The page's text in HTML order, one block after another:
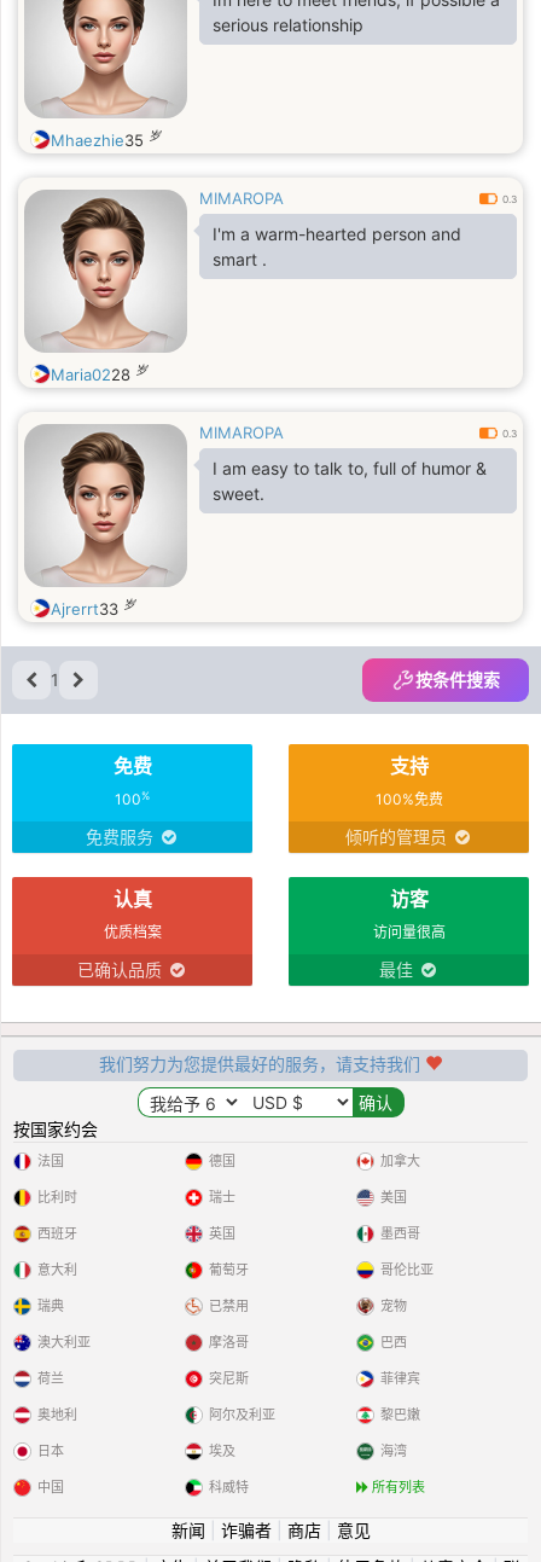
serious relationship
Mhaezhie35 岁
MIMAROPA 0.3
I'm a warm-hearted person and
smart .
Maria0228 岁
MIMAROPA 0.3
I am easy to talk to, full of humor &
sweet.
Ajrerrt33 岁
1 按条件搜索
免费
100%
免费服务
支持
100%免费
倾听的管理员
认真
优质档案
已确认品质
访客
访问量很高
最佳
我们努力为您提供最好的服务，请支持我们
按国家约会
法国
比利时
西班牙
意大利
瑞典
德国
瑞士
英国
葡萄牙
已禁用
加拿大
美国
墨西哥
哥伦比亚
宠物
澳大利亚
荷兰
奥地利
日本
中国
摩洛哥
突尼斯
阿尔及利亚
埃及
科威特
巴西
菲律宾
黎巴嫩
海湾
所有列表
新闻 诈骗者| 商店| 意见